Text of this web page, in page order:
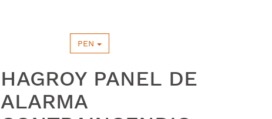
PEN
HAGROY PANEL DE
ALARMA